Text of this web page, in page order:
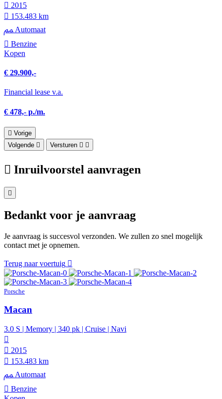
2015
153.483 km
Automaat
Benzine
Kopen
€ 29.900,-
Financial lease v.a.
€ 478,- p./m.
Vorige
Volgende
Versturen
Inruilvoorstel aanvragen
Bedankt voor je aanvraag
Je aanvraag is succesvol verzonden. We zullen zo snel mogelijk
contact met je opnemen.
Terug naar voertuig
Porsche
Macan
3.0 S | Memory | 340 pk | Cruise | Navi
2015
153.483 km
Automaat
Benzine